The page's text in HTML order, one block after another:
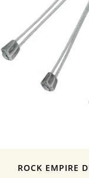
ROCK EMPIRE